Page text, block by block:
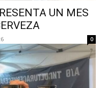
UN MES
0